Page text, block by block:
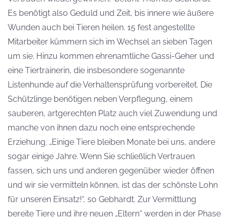
Es benötigt also Geduld und Zeit, bis innere wie äußere
Wunden auch bei Tieren heilen. 15 fest angestellte
Mitarbeiter kümmern sich im Wechsel an sieben Tagen
um sie. Hinzu kommen ehrenamtliche Gassi-Geher und
eine Tiertrainerin, die insbesondere sogenannte
Listenhunde auf die Verhaltensprüfung vorbereitet. Die
Schützlinge benötigen neben Verpflegung, einem
sauberen, artgerechten Platz auch viel Zuwendung und
manche von ihnen dazu noch eine entsprechende
Erziehung. „Einige Tiere bleiben Monate bei uns, andere
sogar einige Jahre. Wenn Sie schließlich Vertrauen
fassen, sich uns und anderen gegenüber wieder öffnen
und wir sie vermitteln können, ist das der schönste Lohn
für unseren Einsatz!“, so Gebhardt. Zur Vermittlung
bereite Tiere und ihre neuen „Eltern“ werden in der Phase